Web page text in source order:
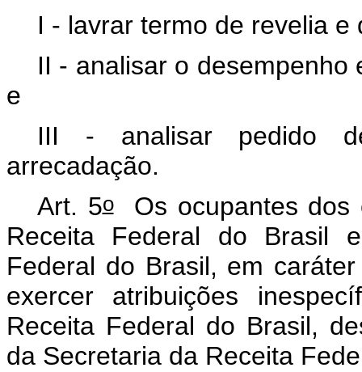
I - lavrar termo de revelia e
II - analisar o
e
III - analisar pedido
arrecadação.
Art. 5oOs ocupantes dos
Receita Federal do Brasil
Federal do Brasil, em
exercer atribuições
Receita Federal do Brasil,
da Secretaria da Receita